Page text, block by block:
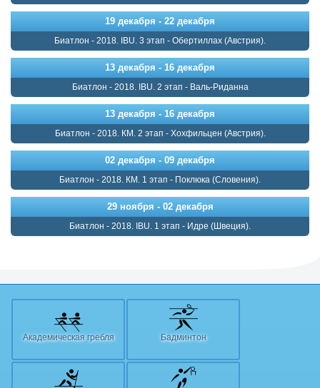
19 декабря - 22 декабря
Биатлон - 2018. IBU. 3 этап - Обертиллах (Австрия).
13 декабря - 16 декабря
Биатлон - 2018. IBU. 2 этап - Валь-Риданна
13 декабря - 16 декабря
Биатлон - 2018. КМ. 2 этап - Хохфильцен (Австрия).
02 декабря - 09 декабря
Биатлон - 2018. КМ. 1 этап - Поклюка (Словения).
29 ноября - 02 декабря
Биатлон - 2018. IBU. 1 этап - Идре (Швеция).
Академическая гребля Бадминтон